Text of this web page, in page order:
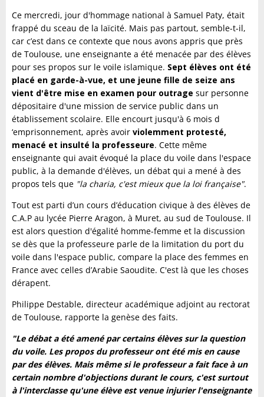
Ce mercredi, jour d'hommage national à Samuel Paty, était
frappé du sceau de la laïcité. Mais pas partout, semble-t-il,
car c’est dans ce contexte que nous avons appris que près
de Toulouse, une enseignante a été menacée par des élèves
pour ses propos sur le voile islamique. Sept élèves ont été
placé en garde-à-vue, et une jeune fille de seize ans
vient d'être mise en examen pour outrage sur personne
dépositaire d'une mission de service public dans un
établissement scolaire. Elle encourt jusqu'à 6 mois d
‘emprisonnement, après avoir violemment protesté,
menacé et insulté la professeure. Cette même
enseignante qui avait évoqué la place du voile dans l'espace
public, à la demande d'élèves, un débat qui a mené à des
propos tels que "la charia, c'est mieux que la loi française".
Tout est parti d’un cours d’éducation civique à des élèves de
C.A.P au lycée Pierre Aragon, à Muret, au sud de Toulouse. Il
est alors question d'égalité homme-femme et la discussion
se dès que la professeure parle de la limitation du port du
voile dans l'espace public, compare la place des femmes en
France avec celles d’Arabie Saoudite. C'est là que les choses
dérapent.
Philippe Destable, directeur académique adjoint au rectorat
de Toulouse, rapporte la genèse des faits.
"Le débat a été amené par certains élèves sur la question
du voile. Les propos du professeur ont été mis en cause
par des élèves. Mais même si le professeur a fait face à un
certain nombre d'objections durant le cours, c'est surtout
à l'interclasse qu'une élève est venue injurier l'enseignante